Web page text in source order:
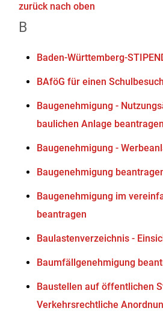
zurück nach oben
B
Baden-Württemberg-
BAföG für einen
Baugenehmigung -
baulichen Anlage beantragen
Baugenehmigung -
Baugenehmigung
Baugenehmigung im
beantragen
Baulastenverzeichnis -
Baumfällgenehmigung
Baustellen auf öffentlichen
Verkehrsrechtliche